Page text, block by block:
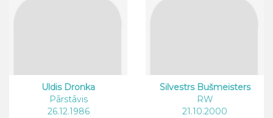
Uldis Dronka
Pārstāvis
26.12.1986
Silvestrs Bušmeisters
RW
21.10.2000